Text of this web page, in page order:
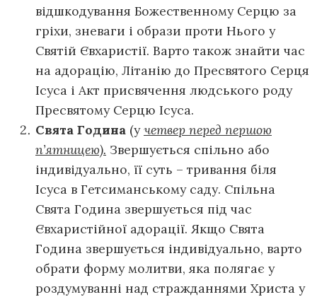
відшкодування Божественному Серцю за
гріхи, зневаги і образи проти Нього у
Святій Євхаристії. Варто також знайти час
на адорацію, Літанію до Пресвятого Серця
Ісуса і Акт присвячення людського роду
Пресвятому Серцю Ісуса.
Свята Година (учетвер перед першою
п’ятницею). Звершується спільно або
індивідуально, її суть – тривання біля
Ісуса в Гетсиманському саду. Спільна
Свята Година звершується під час
Євхаристійної адорації. Якщо Свята
Година звершується індивідуально, варто
обрати форму молитви, яка полягає у
роздумуванні над стражданнями Христа у